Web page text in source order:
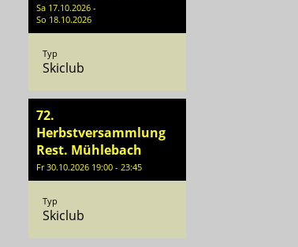
Sa 17.10.2026 -
So 18.10.2026
Typ
Skiclub
72.
Herbstversammlung
Rest. Mühlebach
Fr 30.10.2026 19:00 - 23:45
Typ
Skiclub